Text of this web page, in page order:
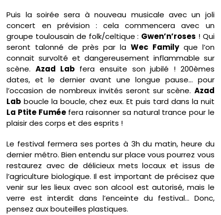
Puis la soirée sera à nouveau musicale avec un joli
concert en prévision : cela commencera avec un
groupe toulousain de folk/celtique : Gwen’n’roses ! Qui
seront talonné de près par la Wec Familyque l’on
connait survolté et dangereusement inflammable sur
scène.Azad Lab fera ensuite son jubilé ! 200èmes
dates, et le dernier avant une longue pause… pour
l’occasion de nombreux invités seront sur scène. Azad
Lab boucle la boucle, chez eux. Et puis tard dans la nuit
La Ptite Fuméefera raisonner sa natural trance pour le
plaisir des corps et des esprits !
Le festival fermera ses portes à 3h du matin, heure du
dernier métro. Bien entendu sur place vous pourrez vous
restaurez avec de délicieux mets locaux et issus de
l’agriculture biologique. Il est important de précisez que
venir sur les lieux avec son alcool est autorisé, mais le
verre est interdit dans l’enceinte du festival… Donc,
pensez aux bouteilles plastiques.